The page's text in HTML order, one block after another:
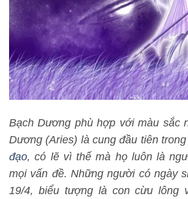
Bạch Dương phù hợp với màu sắc
Dương (Aries) là cung đầu tiên
đạo, có lẽ vì thế mà họ luôn là
mọi vấn đề. Những người có ngày
19/4, biểu tượng là con cừu lông